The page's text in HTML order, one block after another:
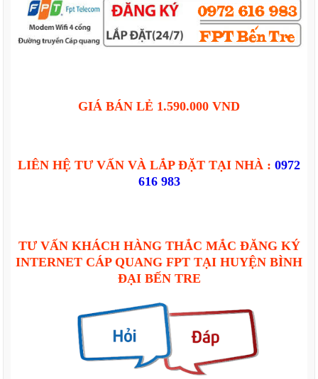
GIÁ BÁN LẺ 1.590.000 VND
LIÊN HỆ TƯ VẤN VÀ LẮP ĐẶT TẠI NHÀ : 0972
616 983
TƯ VẤN KHÁCH HÀNG THẮC MẮC ĐĂNG KÝ
INTERNET CÁP QUANG FPT TẠI HUYỆN BÌNH
ĐẠI BẾN TRE